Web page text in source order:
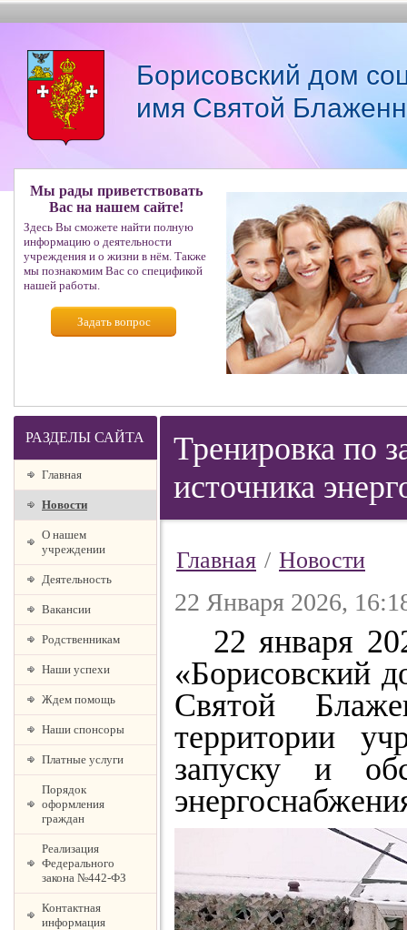
Борисовский дом
имя Святой
Мы рады приветствовать
Вас на нашем сайте!
Здесь Вы сможете найти полную
информацию о деятельности
учреждения и о жизни в нём. Также
мы познакомим Вас со спецификой
нашей работы.
Задать вопрос
РАЗДЕЛЫ САЙТА
Главная
Новости
О нашем
учреждении
Деятельность
Вакансии
Родственникам
Наши успехи
Ждем помощь
Наши спонсоры
Платные услуги
Порядок
оформления
граждан
Реализация
Федерального
закона №442-ФЗ
Контактная
информация
Тренировка по
источника
Главная / Новости
22 Января 2026,
22 января
«Борисовский
Святой
территории
запуску и